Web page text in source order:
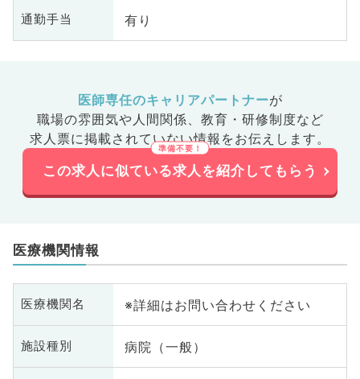
通勤手当 有り
医師専任のキャリアパートナーが
職場の雰囲気や人間関係、 教育・研修制度など
求人票に掲載されていない情報をお伝えします。
この求人に似ている求人を紹介してもらう
医療機関情報
医療機関名 ※詳細はお問い合わせください
施設種別 病院（一般）